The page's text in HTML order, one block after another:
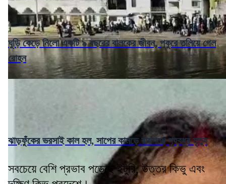
ঘুড়ি কেড়ে নিলো একটি ৯ বছরের বালকের জীবন, পুকুরে তলিয়ে গেল
রোহন
ঝাড়ফুঁকের ভরসাই কাল হল, সাপের কামড়ে রায়গঞ্জে গৃহবধূর মৃত্যু
সবচেয়ে বেশি প্রভাব পড়েছে ইটুরি, উত্তর কিভু এবং